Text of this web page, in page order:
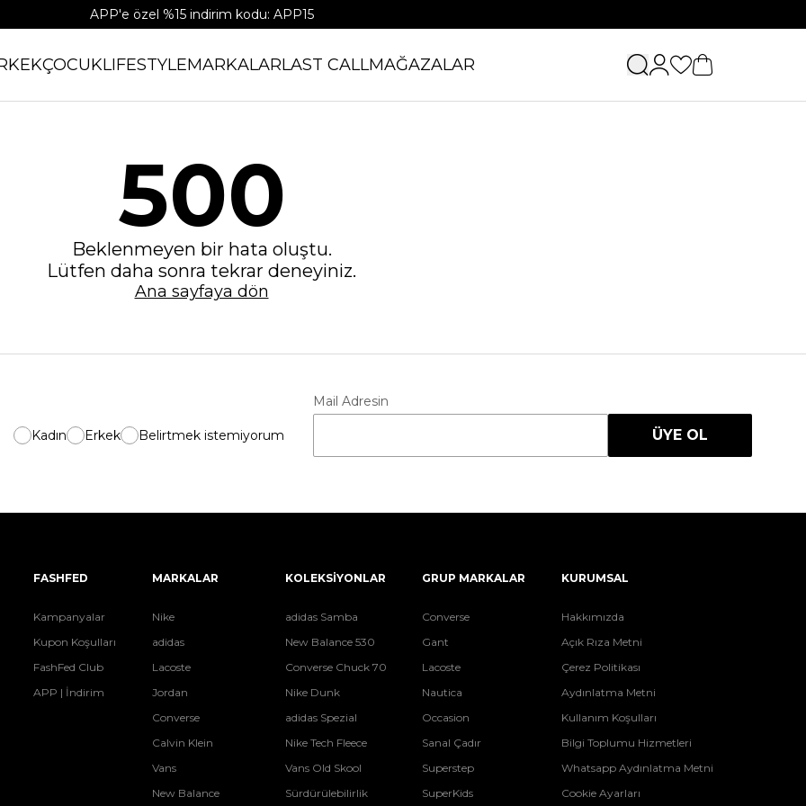
APP'e özel %15 indirim kodu: APP15
ÇOCUKLIFESTYLEMARKALARLAST CALLMAĞAZALAR
500
Beklenmeyen bir hata oluştu.
Lütfen daha sonra tekrar deneyiniz.
Ana sayfaya dön
Kadın Erkek Belirtmek istemiyorum
Mail Adresin
ÜYE OL
FASHFED
Kampanyalar
Kupon Koşulları
FashFed Club
APP | İndirim
MARKALAR
Nike
adidas
Lacoste
Jordan
Converse
Calvin Klein
Vans
New Balance
KOLEKSİYONLAR
adidas Samba
New Balance 530
Converse Chuck 70
Nike Dunk
adidas Spezial
Nike Tech Fleece
Vans Old Skool
Sürdürülebilirlik
GRUP MARKALAR
Converse
Gant
Lacoste
Nautica
Occasion
Sanal Çadır
Superstep
SuperKids
KURUMSAL
Hakkımızda
Açık Rıza Metni
Çerez Politikası
Aydınlatma Metni
Kullanım Koşulları
Bilgi Toplumu Hizmetleri
Whatsapp Aydınlatma Metni
Cookie Ayarları